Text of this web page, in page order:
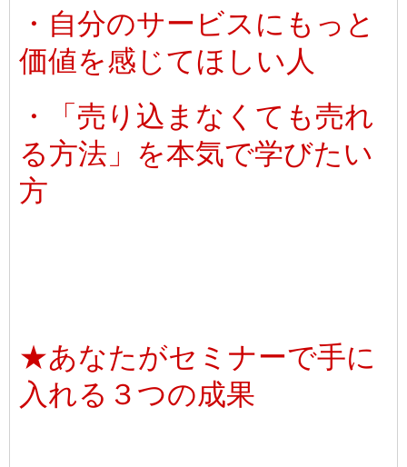
・自分のサービスにもっと
価値を感じてほしい人
・「売り込まなくても売れ
る方法」を本気で学びたい
方
★あなたがセミナーで手に
入れる３つの成果